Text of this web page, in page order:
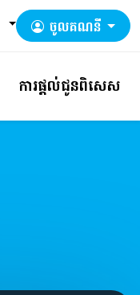
ចូលគណនី
ការផ្តល់ជូនពិសេស